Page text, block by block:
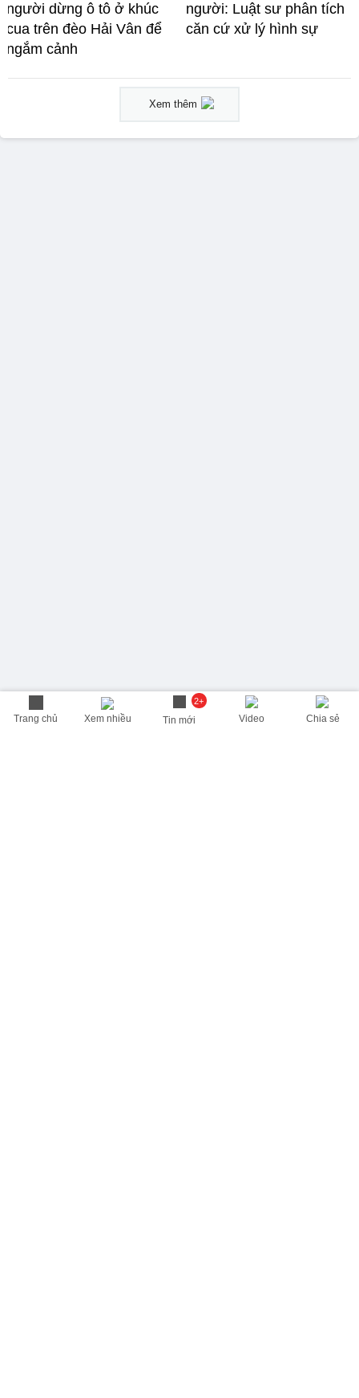
Trang chủ Xem nhiều
2+
Tin mới Video Chia sẻ
người dừng ô tô ở khúc
cua trên đèo Hải Vân để
ngắm cảnh
người: Luật sư phân tích
căn cứ xử lý hình sự
Xem thêm